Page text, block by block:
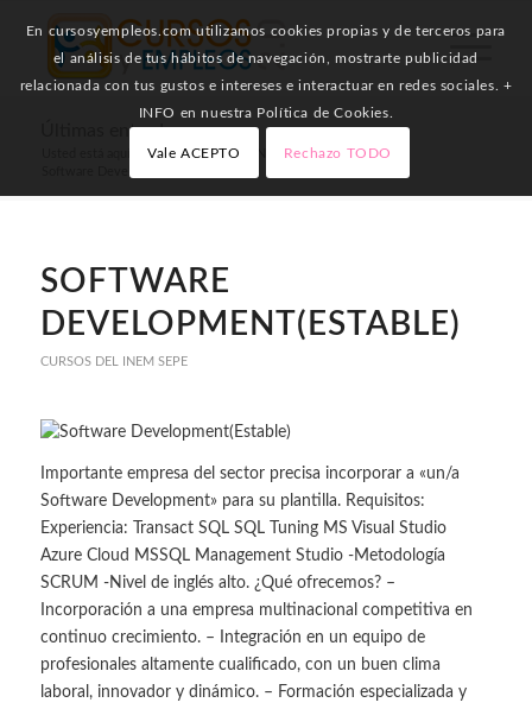
Últimas entradas
Inicio / Cursos del INEM SEPE /
SOFTWARE
DEVELOPMENT(ESTABLE)
CURSOS DEL INEM SEPE
Importante empresa del sector precisa incorporar a «un/a
Software Development» para su plantilla. Requisitos:
Experiencia: Transact SQL SQL Tuning MS Visual Studio
Azure Cloud MSSQL Management Studio -Metodología
SCRUM -Nivel de inglés alto. ¿Qué ofrecemos? –
Incorporación a una empresa multinacional competitiva en
continuo crecimiento. – Integración en un equipo de
profesionales altamente cualificado, con un buen clima
laboral, innovador y dinámico. – Formación especializada y
En cursosyempleos.com utilizamos cookies propias y de terceros para
el análisis de tus hábitos de navegación, mostrarte publicidad
relacionada con tus gustos e intereses e interactuar en redes sociales. +
INFO en nuestra Política de Cookies.
Vale ACEPTO Rechazo TODO